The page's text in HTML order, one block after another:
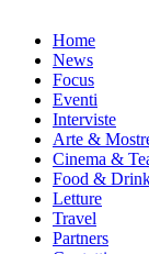
Home
News
Focus
Eventi
Interviste
Arte &
Cinema &
Food &
Letture
Travel
Partners